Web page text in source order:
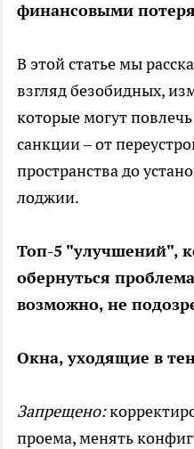
финансовыми
В этой статье мы
взгляд безобидных,
которые могут
санкции – от
пространства до
лоджии.
Топ-5 "улучшений",
обернуться
возможно, не
Окна, уходящие в
Запрещено:
проема, менять